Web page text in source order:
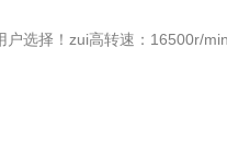
选择！zui高转速：16500r/